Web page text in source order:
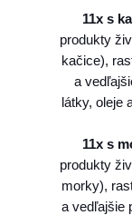
l
t
p
a
k
k
u
r
11x s
produkty
kačice),
a
látky, oleje
11x s
produkty
morky),
a vedľajšie